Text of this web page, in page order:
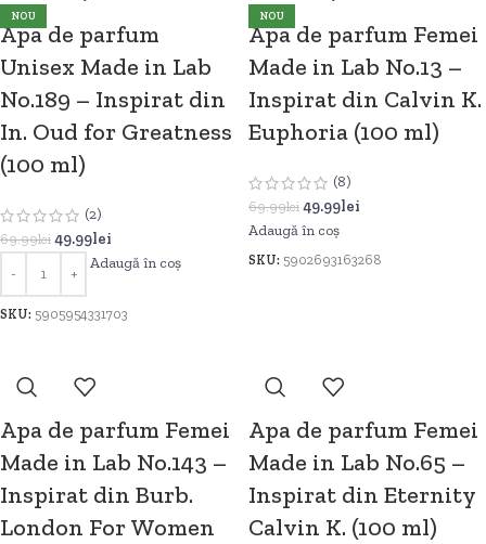
Apa de parfum
Unisex Made in Lab
No.189 – Inspirat din
In. Oud for Greatness
(100 ml)
(2)
69.99lei 49.99lei
Adaugă în coș
SKU: 5905954331703
Apa de parfum Femei
Made in Lab No.13 –
Inspirat din Calvin K.
Euphoria (100 ml)
(8)
69.99lei 49.99lei
Adaugă în coș
SKU: 5902693163268
Apa de parfum Femei
Made in Lab No.143 –
Inspirat din Burb.
London For Women
Apa de parfum Femei
Made in Lab No.65 –
Inspirat din Eternity
Calvin K. (100 ml)
NOU
NOU
NOU